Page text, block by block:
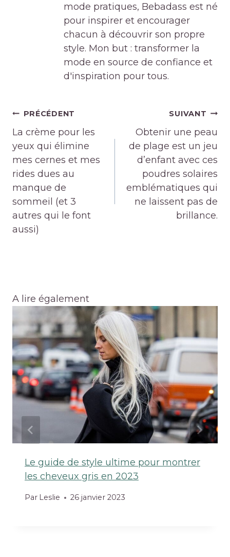
mode pratiques, Bebadass est né
pour inspirer et encourager
chacun à découvrir son propre
style. Mon but : transformer la
mode en source de confiance et
d'inspiration pour tous.
Navigation
de
PRÉCÉDENT
La crème pour les
yeux qui élimine
mes cernes et mes
rides dues au
manque de
sommeil (et 3
autres qui le font
aussi)
SUIVANT
Obtenir une peau
de plage est un jeu
d’enfant avec ces
poudres solaires
emblématiques qui
ne laissent pas de
brillance.
A lire également
Le guide de style ultime pour montrer
les cheveux gris en 2023
Par Leslie 26 janvier 2023